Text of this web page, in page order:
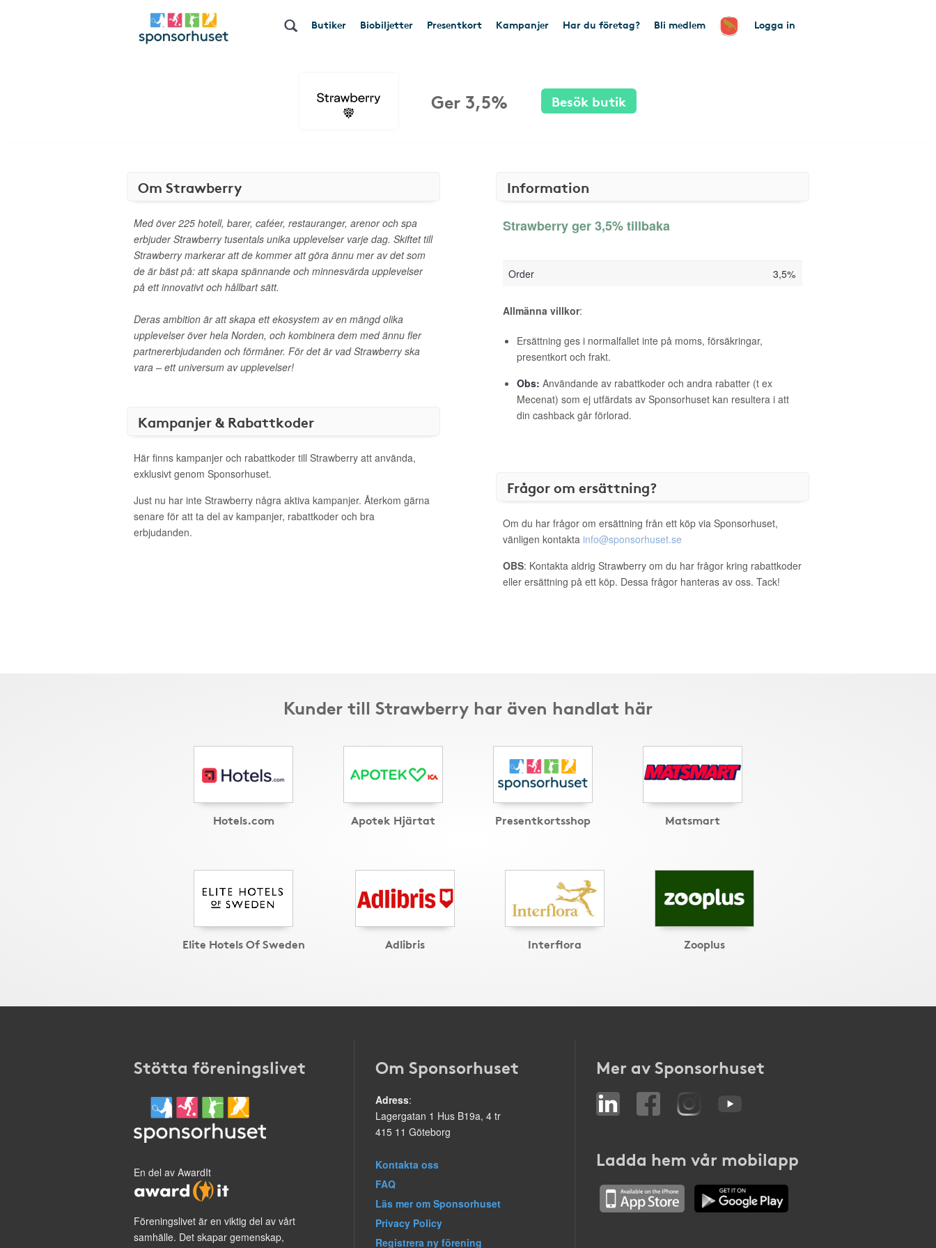
Butiker Biobiljetter Presentkort Kampanjer Har du företag? Bli medlem Logga in
Ger 3,5% Besök butik
Om Strawberry
Med över 225 hotell, barer, caféer, restauranger, arenor och spa
erbjuder Strawberry tusentals unika upplevelser varje dag. Skiftet till
Strawberry markerar att de kommer att göra ännu mer av det som
de är bäst på: att skapa spännande och minnesvärda upplevelser
på ett innovativt och hållbart sätt.
Deras ambition är att skapa ett ekosystem av en mängd olika
upplevelser över hela Norden, och kombinera dem med ännu fler
partnererbjudanden och förmåner. För det är vad Strawberry ska
vara – ett universum av upplevelser!
Kampanjer & Rabattkoder
Här finns kampanjer och rabattkoder till Strawberry att använda,
exklusivt genom Sponsorhuset.
Just nu har inte Strawberry några aktiva kampanjer. Återkom gärna
senare för att ta del av kampanjer, rabattkoder och bra
erbjudanden.
Information
Strawberry ger 3,5% tillbaka
Order 3,5%
Allmänna villkor:
Ersättning ges i normalfallet inte på moms, försäkringar,
presentkort och frakt.
Obs: Användande av rabattkoder och andra rabatter (t ex
Mecenat) som ej utfärdats av Sponsorhuset kan resultera i att
din cashback går förlorad.
Frågor om ersättning?
Om du har frågor om ersättning från ett köp via Sponsorhuset,
vänligen kontakta info@sponsorhuset.se
OBS: Kontakta aldrig Strawberry om du har frågor kring rabattkoder
eller ersättning på ett köp. Dessa frågor hanteras av oss. Tack!
Kunder till Strawberry har även handlat här
Hotels.com Apotek Hjärtat Presentkortsshop Matsmart
Elite Hotels Of Sweden Adlibris Interflora Zooplus
Stötta föreningslivet
En del av AwardIt
Föreningslivet är en viktig del av vårt
samhälle. Det skapar gemenskap,
Om Sponsorhuset
Adress:
Lagergatan 1 Hus B19a, 4 tr
415 11 Göteborg
Kontakta oss
FAQ
Läs mer om Sponsorhuset
Privacy Policy
Registrera ny förening
Mer av Sponsorhuset
Ladda hem vår mobilapp